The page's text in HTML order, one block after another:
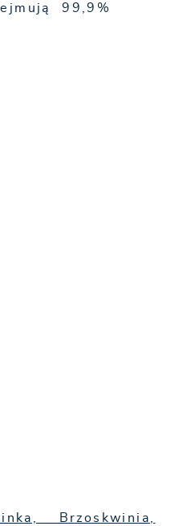
99,9%
Brzoskwinia,